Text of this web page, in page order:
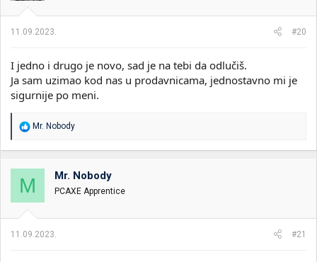
11.09.2023. #20
I jedno i drugo je novo, sad je na tebi da odlučiš.
Ja sam uzimao kod nas u prodavnicama, jednostavno mi je
sigurnije po meni.
R
a
o
v
a
n
:
Mr. Nobody
M Mr. Nobody
PCAXE Apprentice
11.09.2023. #21